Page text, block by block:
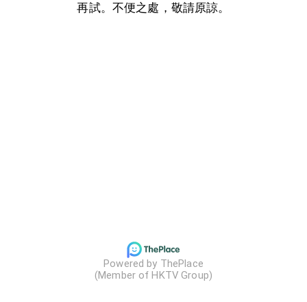
再試。不便之處，敬請原諒。
Powered by ThePlace
(Member of HKTV Group)